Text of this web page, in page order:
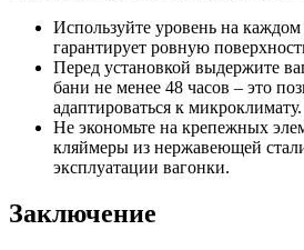
Используйте уровень на
гарантирует ровную
Перед установкой выдержите
бани не менее 48 часов – это
адаптироваться к микроклимату.
Не экономьте на крепежных
кляймеры из нержавеющей
эксплуатации вагонки.
Заключение